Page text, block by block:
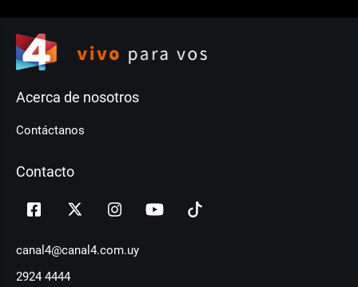
Acerca de nosotros
Contáctanos
Contacto
canal4@canal4.com.uy
2924 4444